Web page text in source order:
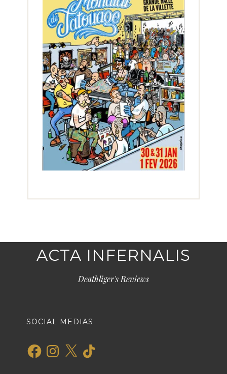
ACTA INFERNALIS
Deathliger's Reviews
SOCIAL MEDIAS
FacebookInstagram
X TikTok